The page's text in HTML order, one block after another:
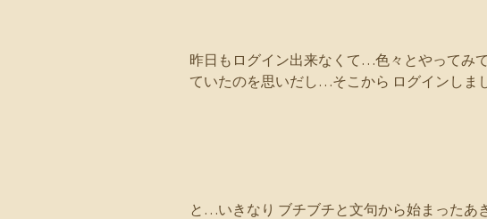
昨日もログイン出来なくて…色々とやってみ
ていたのを思いだし…そこから ログインしま
と…いきなり ブチブチと文句から始まったあ